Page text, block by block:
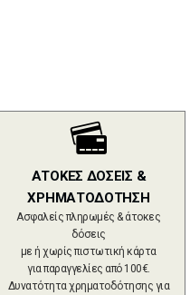
ΑΤΟΚΕΣ ΔΟΣΕΙΣ &
ΧΡΗΜΑΤΟΔΟΤΗΣΗ
Ασφαλείς πληρωμές & άτοκες
δόσεις
με ή χωρίς πιστωτική κάρτα
για παραγγελίες από 100€.
Δυνατότητα χρηματοδότησης για